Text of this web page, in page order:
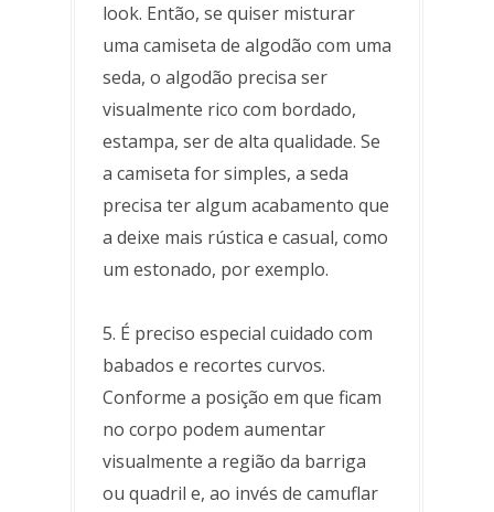
look. Então, se quiser misturar
uma camiseta de algodão com uma
seda, o algodão precisa ser
visualmente rico com bordado,
estampa, ser de alta qualidade. Se
a camiseta for simples, a seda
precisa ter algum acabamento que
a deixe mais rústica e casual, como
um estonado, por exemplo.
5. É preciso especial cuidado com
babados e recortes curvos.
Conforme a posição em que ficam
no corpo podem aumentar
visualmente a região da barriga
ou quadril e, ao invés de camuflar